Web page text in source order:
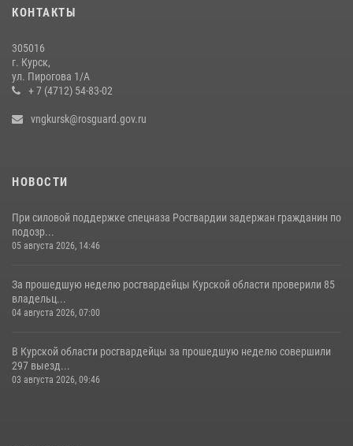
20 июля 2026, 08:00
молебне в День Крещения Руси
28 июля 2026, 13:17
КОНТАКТЫ
305016
г. Курск,
ул. Пирогова 1/А
+ 7 (4712) 54-83-02
vngkursk@rosguard.gov.ru
НОВОСТИ
При силовой поддержке спецназа Росгвардии задержан гражданин по
подозр...
05 августа 2026, 14:46
За прошедшую неделю росгвардейцы Курской области проверили 85
владельц...
04 августа 2026, 07:00
В Курской области росгвардейцы за прошедшую неделю совершили
297 выезд...
03 августа 2026, 09:46